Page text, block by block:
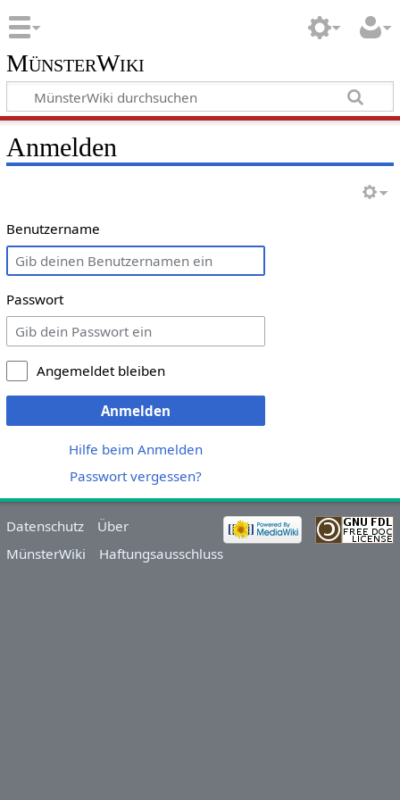
MünsterWiki
Anmelden
Benutzername
Passwort
Angemeldet bleiben
Anmelden
Hilfe beim Anmelden
Passwort vergessen?
Datenschutz
Über
MünsterWiki
Haftungsausschluss